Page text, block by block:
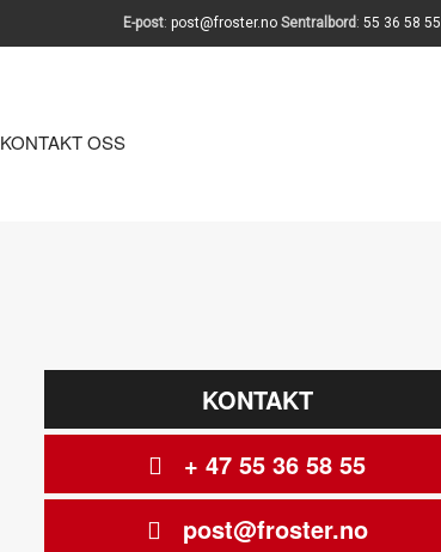
E-post:post@froster.no Sentralbord :55 36 58 55
KONTAKT OSS
KONTAKT
+ 47 55 36 58 55
post@froster.no